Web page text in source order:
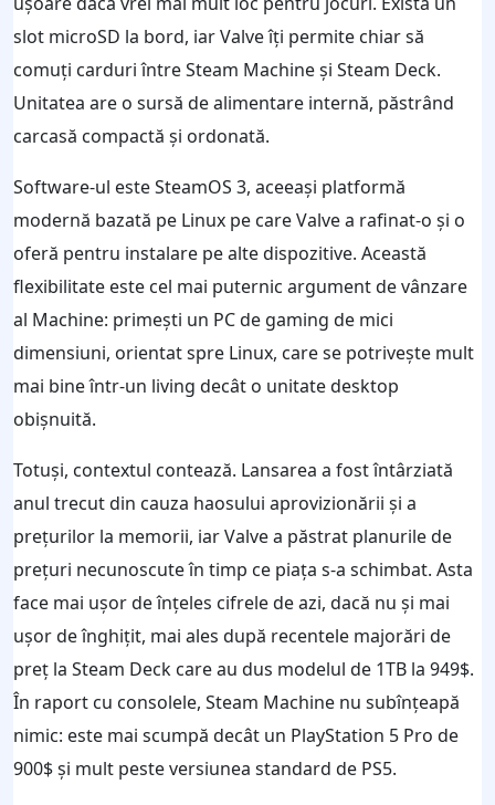
slot microSD la bord, iar Valve îți permite chiar să
comuți carduri între Steam Machine și Steam Deck.
Unitatea are o sursă de alimentare internă, păstrând
carcasă compactă și ordonată.
Software-ul este SteamOS 3, aceeași platformă
modernă bazată pe Linux pe care Valve a rafinat-o și o
oferă pentru instalare pe alte dispozitive. Această
flexibilitate este cel mai puternic argument de vânzare
al Machine: primești un PC de gaming de mici
dimensiuni, orientat spre Linux, care se potrivește mult
mai bine într-un living decât o unitate desktop
obișnuită.
Totuși, contextul contează. Lansarea a fost întârziată
anul trecut din cauza haosului aprovizionării și a
prețurilor la memorii, iar Valve a păstrat planurile de
prețuri necunoscute în timp ce piața s-a schimbat. Asta
face mai ușor de înțeles cifrele de azi, dacă nu și mai
ușor de înghițit, mai ales după recentele majorări de
preț la Steam Deck care au dus modelul de 1TB la 949$.
În raport cu consolele, Steam Machine nu subînțeapă
nimic: este mai scumpă decât un PlayStation 5 Pro de
900$ și mult peste versiunea standard de PS5.